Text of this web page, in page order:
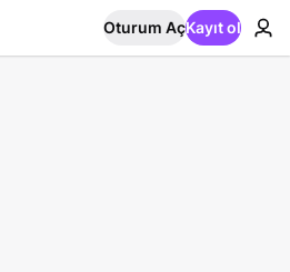
Oturum AçKayıt ol